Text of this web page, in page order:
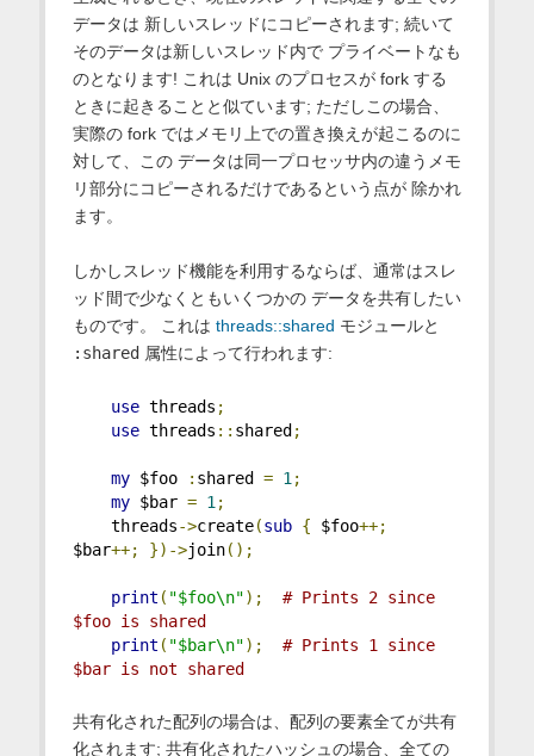
データは 新しいスレッドにコピーされます; 続いて
そのデータは新しいスレッド内で プライベートなも
のとなります! これは Unix のプロセスが fork する
ときに起きることと似ています; ただしこの場合、
実際の fork ではメモリ上での置き換えが起こるのに
対して、この データは同一プロセッサ内の違うメモ
リ部分にコピーされるだけであるという点が 除かれ
ます。
しかしスレッド機能を利用するならば、通常はスレ
ッド間で少なくともいくつかの データを共有したい
ものです。 これは threads::shared モジュールと
:shared 属性によって行われます:
use threads ;
use threads :: shared ;
my $foo : shared = 1 ;
my $bar = 1 ;
threads->create(sub { $foo++;
$bar++; })->join();
print ( "$foo\n");
# Prints 2 since
$foo is shared
print ( "$bar\n");
# Prints 1 since
$bar is not shared
共有化された配列の場合は、配列の要素全てが共有
化されます; 共有化されたハッシュの場合、全ての